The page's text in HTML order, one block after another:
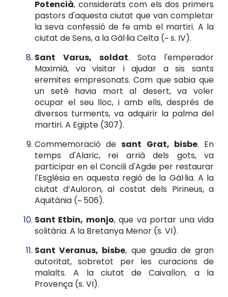
Potencià, considerats com els dos primers
pastors d'aquesta ciutat que van completar
la seva confessió de fe amb el martiri. A la
ciutat de Sens, a la Gàl·lia Celta (~ s. IV).
Sant Varus, soldat. Sota l'emperador
Maximià, va visitar i ajudar a sis sants
eremites empresonats. Com que sabia que
un setè havia mort al desert, va voler
ocupar el seu lloc, i amb ells, després de
diversos turments, va adquirir la palma del
martiri. A Egipte (307).
Commemoració desant Grat, bisbe. En
temps d'Alaric, rei arrià dels gots, va
participar en el Concili d'Agde per restaurar
l'Església en aquesta regió de la Gàl·lia. A la
ciutat d’Auloron, al costat dels Pirineus, a
Aquitània (~ 506).
Sant Etbin, monjo, que va portar una vida
solitària. A la Bretanya Menor (s. VI).
Sant Veranus, bisbe, que gaudia de gran
autoritat, sobretot per les curacions de
malalts. A la ciutat de Caivallon, a la
Provença (s. VI).